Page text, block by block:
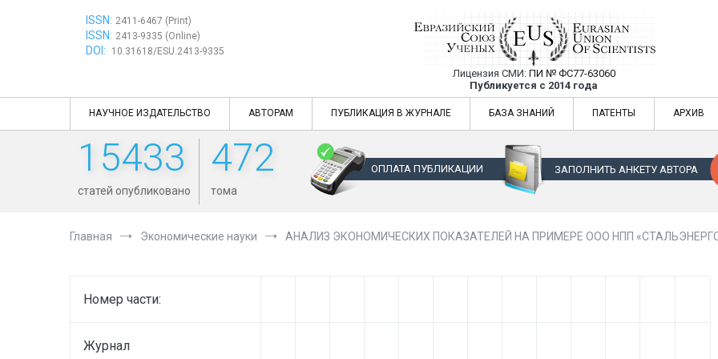
ISSN: 2411-6467 (Print)
ISSN: 2413-9335 (Online)
DOI: 10.31618/ESU.2413-9335
Евразийский Союз Ученых —
Лицензия СМИ: ПИ № ФС77-63060
Публикуется с 2014 года
Евразийский Союз Ученых — публикация научных статей в
НАУЧНОЕ ИЗДАТЕЛЬСТВО АВТОРАМ ПУБЛИКАЦИЯ В ЖУРНАЛЕ БАЗА ЗНАНИЙ ПАТЕНТЫ АРХИВ
15433
статей опубликовано
472
тома
ОПЛАТА ПУБЛИКАЦИИ ЗАПОЛНИТЬ АНКЕТУ АВТОРА
Главная Экономические науки АНАЛИЗ ЭКОНОМИЧЕСКИХ ПОКАЗАТЕЛЕЙ НА ПРИМЕРЕ ООО НПП
Номер части:
Журнал